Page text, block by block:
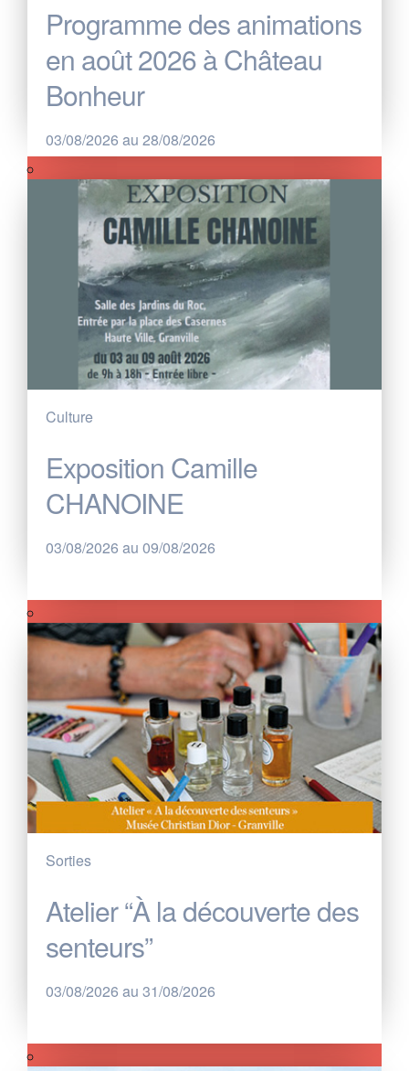
Programme des animations
en août 2026 à Château
Bonheur
03/08/2026 au 28/08/2026
Culture
Exposition Camille
CHANOINE
03/08/2026 au 09/08/2026
Sorties
Atelier “À la découverte des
senteurs”
03/08/2026 au 31/08/2026